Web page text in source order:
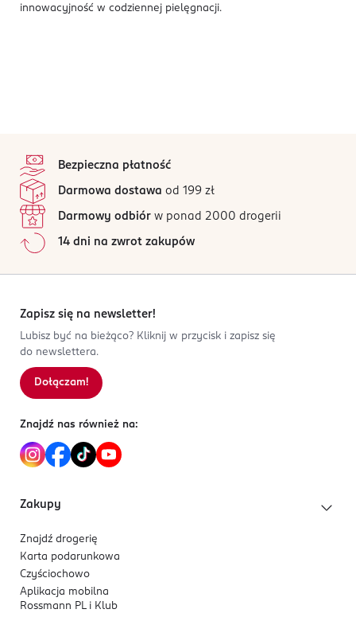
innowacyjność w codziennej pielęgnacji.
Bezpieczna płatność
Darmowa dostawa od 199 zł
Darmowy odbiór w ponad 2000 drogerii
14 dni na zwrot zakupów
Zapisz się na newsletter!
Lubisz być na bieżąco? Kliknij w przycisk i zapisz się
do newslettera.
Dołączam!
Znajdź nas również na:
Zakupy
Znajdź drogerię
Karta podarunkowa
Czyściochowo
Aplikacja mobilna
Rossmann PL i Klub